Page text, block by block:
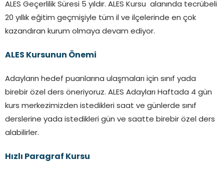
ALES Geçerlilik Süresi 5 yıldır. ALES Kursu alanında tecrübeli
20 yıllık eğitim geçmişiyle tüm il ve ilçelerinde en çok
kazandıran kurum olmaya devam ediyor.
ALES Kursunun Önemi
Adayların hedef puanlarına ulaşmaları için sınıf yada
birebir özel ders öneriyoruz. ALES Adayları Haftada 4 gün
kurs merkezimizden istedikleri saat ve günlerde sınıf
derslerine yada istedikleri gün ve saatte birebir özel ders
alabilirler.
Hızlı Paragraf Kursu